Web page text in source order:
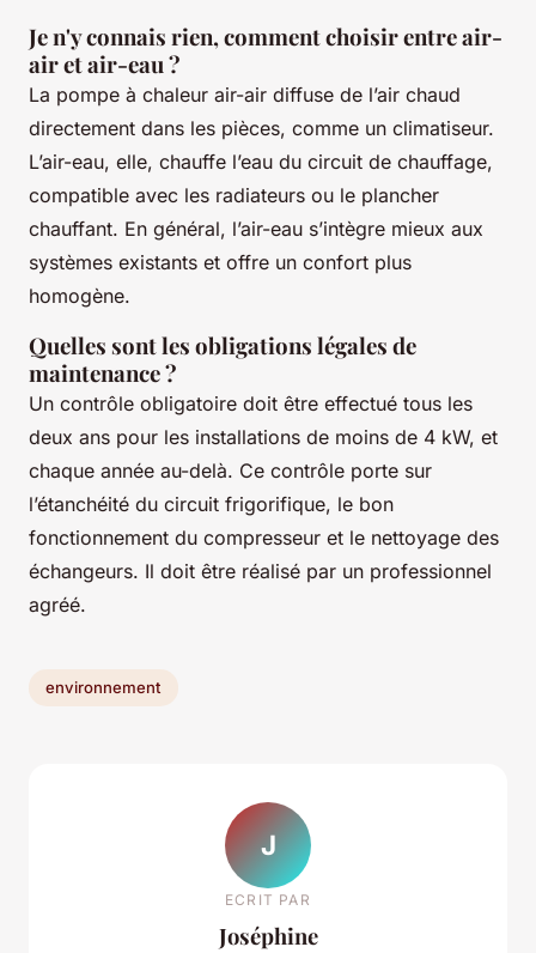
Je n'y connais rien, comment choisir entre air-
air et air-eau ?
La pompe à chaleur air-air diffuse de l’air chaud
directement dans les pièces, comme un climatiseur.
L’air-eau, elle, chauffe l’eau du circuit de chauffage,
compatible avec les radiateurs ou le plancher
chauffant. En général, l’air-eau s’intègre mieux aux
systèmes existants et offre un confort plus
homogène.
Quelles sont les obligations légales de
maintenance ?
Un contrôle obligatoire doit être effectué tous les
deux ans pour les installations de moins de 4 kW, et
chaque année au-delà. Ce contrôle porte sur
l’étanchéité du circuit frigorifique, le bon
fonctionnement du compresseur et le nettoyage des
échangeurs. Il doit être réalisé par un professionnel
agréé.
environnement
J
ECRIT PAR
Joséphine